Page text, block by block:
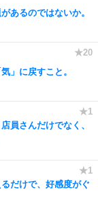
あるのではないか。
」に戻すこと。
員さんだけでなく、
だけで、好感度がぐ